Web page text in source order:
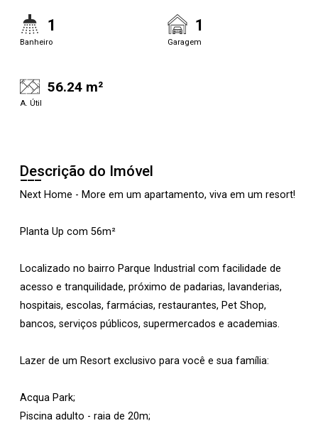
1
Banheiro
1
Garagem
56.24 m²
A. Útil
Descrição do Imóvel
Next Home - More em um apartamento, viva em um resort!
Planta Up com 56m²
Localizado no bairro Parque Industrial com facilidade de
acesso e tranquilidade, próximo de padarias, lavanderias,
hospitais, escolas, farmácias, restaurantes, Pet Shop,
bancos, serviços públicos, supermercados e academias.
Lazer de um Resort exclusivo para você e sua família:
Acqua Park;
Piscina adulto - raia de 20m;